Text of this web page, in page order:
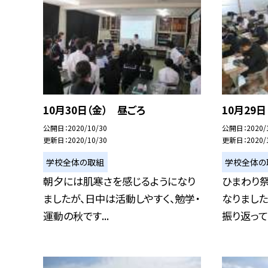
10月30日（金） 昼ごろ
公開日 2020/10/30
更新日 2020/10/30
学校全体の取組
朝夕には肌寒さを感じるようになり
ましたが、日中は活動しやすく、勉学・
運動の秋です...
10月29日
公開日
更新日
学校全体
ひまわり
なりまし
振り返って